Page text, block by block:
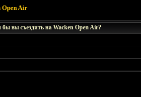
Open Air
бы вы съездить на Wacken Open Air?